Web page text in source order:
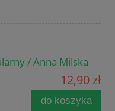
/ Anna Milska
12,90 zł
do koszyka